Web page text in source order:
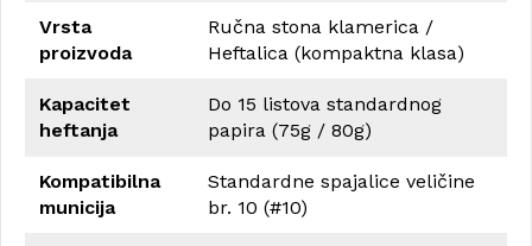
Vrsta
proizvoda
Ručna stona klamerica /
Heftalica (kompaktna klasa)
Kapacitet
heftanja
Do 15 listova standardnog
papira (75g / 80g)
Kompatibilna
municija
Standardne spajalice veličine
br. 10 (#10)